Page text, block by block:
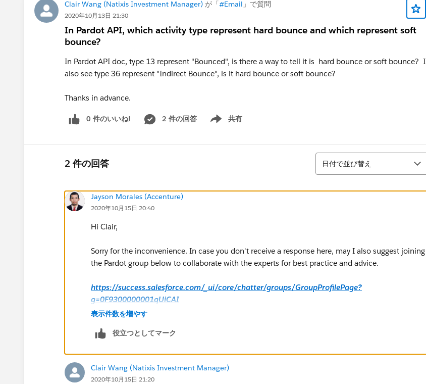
Clair Wang (Natixis Investment Manager) が「#Email 」で質問
2020年10月13日 21:30
In Pardot API, which activity type represent hard bounce and which represent soft
bounce?
In Pardot API doc, type 13 represent "Bounced", is there a way to tell it is hard bounce or soft bounce? I
also see type 36 represent "Indirect Bounce", is it hard bounce or soft bounce?
Thanks in advance.
0 件のいいね! 2 件の回答 共有
Show menu
2 件の回答
並び替え
日付で並び替え
Jayson Morales (Accenture)
2020年10月15日 20:40
Hi Clair,
Sorry for the inconvenience. In case you don't receive a response here, may I also suggest joining
the Pardot group below to collaborate with the experts for best practice and advice.
https://success.salesforce.com/_ui/core/chatter/groups/GroupProfilePage?
g=0F9300000001qUiCAI
Jayson
表示件数を増やす
役立つとしてマーク
Clair Wang (Natixis Investment Manager)
2020年10月15日 21:20